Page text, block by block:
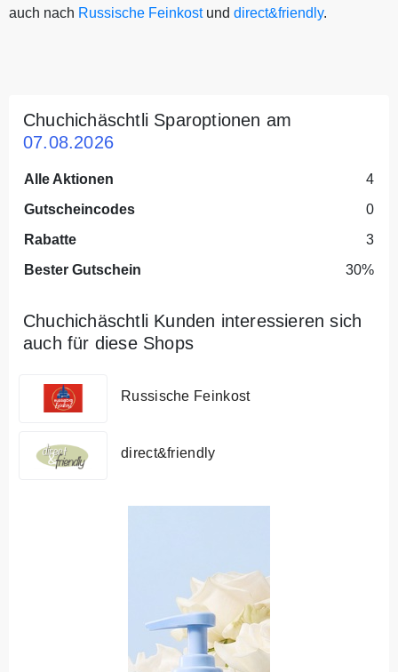
auch nach Russische Feinkostund direct&friendly.
Chuchichäschtli Sparoptionen am
07.08.2026
Alle Aktionen
4
Gutscheincodes
0
Rabatte
3
Bester Gutschein
30%
Chuchichäschtli Kunden interessieren sich
auch für diese Shops
Russische Feinkost
direct&friendly